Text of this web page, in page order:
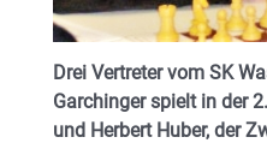
Drei Vertreter vom SK
Garchinger spielt in der
und Herbert Huber, der